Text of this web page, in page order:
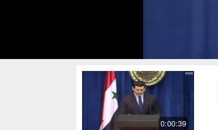
0:00:39